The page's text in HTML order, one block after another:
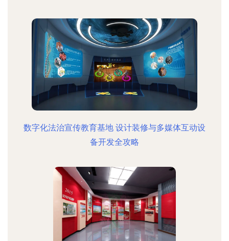
数字化法治宣传教育基地 设计装修与多媒体互动设
备开发全攻略